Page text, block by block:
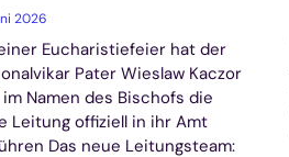
2026
Eucharistiefeier hat der
Pater Wieslaw Kaczor
im Namen des Bischofs die
Leitung offiziell in ihr Amt
Das neue Leitungsteam: